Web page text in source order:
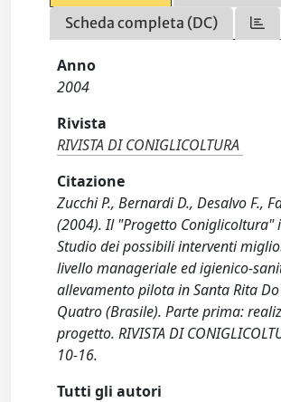
Scheda completa (DC)
Anno
2004
Rivista
RIVISTA DI CONIGLICOLTURA
Citazione
Zucchi P., Bernardi D., Desalvo F.,
(2004). Il "Progetto Coniglicoltura"
Studio dei possibili interventi
livello manageriale ed igienico-
allevamento pilota in Santa Rita Do
Quatro (Brasile). Parte prima:
progetto. RIVISTA DI
10-16.
Tutti gli autori